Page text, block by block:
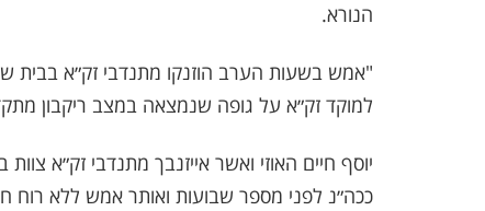
הנורא.
"אמש בשעות הערב הוזנקו מתנדבי זק״א בבית
למוקד זק״א על גופה שנמצאה במצב ריקבון
ככה״נ לפני מספר שבועות ואותר אמש ללא רוח